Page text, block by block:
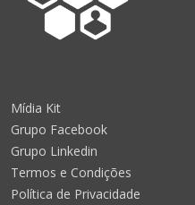
Mídia Kit
Grupo Facebook
Grupo Linkedin
Termos e Condições
Política de Privacidade